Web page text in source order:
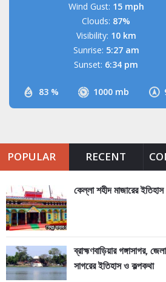
83 % 1000 mb
Wind Gust: 15 mph
Clouds: 87%
Visibility: 10 km
Sunrise: 5:27 am
Sunset: 6:34 pm
POPULAR RECENT
কেল্লা শহীদ মাজারের
ব্রাহ্মণবাড়িয়ার গঙ্গাসাগর,
সাগরের ইতিহাস ও কল্পকথা